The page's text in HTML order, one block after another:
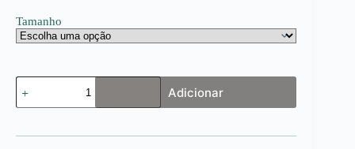
Tamanho
Quantidade
de
Luvas
corte
Adicionar